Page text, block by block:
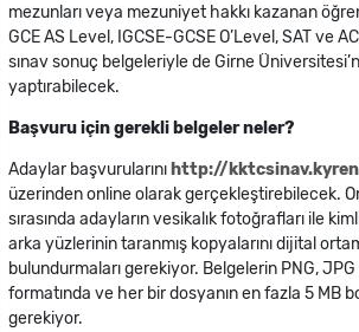
mezunları veya mezuniyet hakkı kazanan
GCE AS Level, IGCSE-GCSE O’Level, SAT ve
sınav sonuç belgeleriyle de Girne
yaptırabilecek.
Başvuru için gerekli belgeler neler?
Adaylar başvurularınıhttp://
üzerinden online olarak gerçekleştirebilecek.
sırasında adayların vesikalık fotoğrafları ile
arka yüzlerinin taranmış kopyalarını dijital
bulundurmaları gerekiyor. Belgelerin PNG,
formatında ve her bir dosyanın en fazla 5 MB
gerekiyor.